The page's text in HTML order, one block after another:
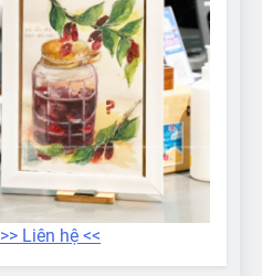
>> Liên hệ <<